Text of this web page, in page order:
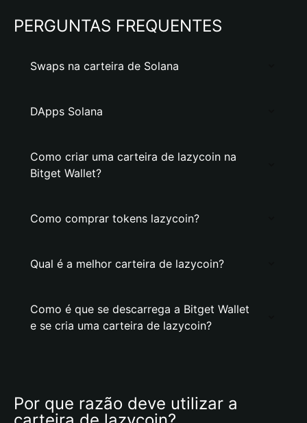
PERGUNTAS FREQUENTES
Swaps na carteira de Solana
DApps Solana
Como criar uma carteira de lazycoin na
Bitget Wallet?
Como comprar tokens lazycoin?
Qual é a melhor carteira de lazycoin?
Como é que se descarrega a Bitget Wallet
e se cria uma carteira de lazycoin?
Por que razão deve utilizar a